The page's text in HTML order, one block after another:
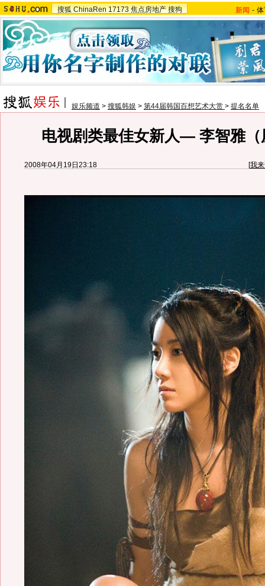
搜狐 ChinaRen 17173 焦点房地产 搜狗 新闻 -
娱乐频道 > 搜狐韩娱 > 第44届韩国百想艺术大赏 > 提名名单
电视剧类最佳女新人— 李智雅（
2008年04月19日23:18 [我